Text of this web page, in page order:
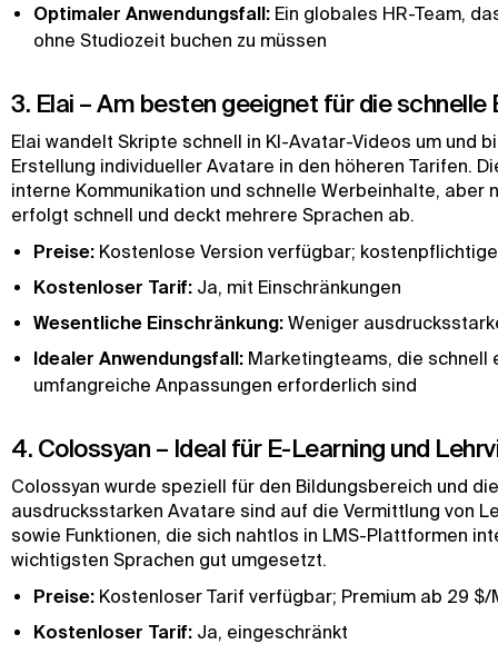
Optimaler Anwendungsfall: Ein globales HR-Team,
ohne Studiozeit buchen zu müssen
3. Elai – Am besten geeignet für die
Elai wandelt Skripte schnell in KI-Avatar-Videos um und
Erstellung individueller Avatare in den höheren Tarifen.
interne Kommunikation und schnelle Werbeinhalte,
erfolgt schnell und deckt mehrere Sprachen ab.
Preise: Kostenlose Version verfügbar;
Kostenloser Tarif: Ja, mit Einschränkungen
Wesentliche Einschränkung: Weniger
Idealer Anwendungsfall: Marketingteams, die schnell
umfangreiche Anpassungen erforderlich sind
4. Colossyan – Ideal für E-Learning und
Colossyan wurde speziell für den Bildungsbereich und
ausdrucksstarken Avatare sind auf die Vermittlung von
sowie Funktionen, die sich nahtlos in LMS-Plattformen
wichtigsten Sprachen gut umgesetzt.
Preise: Kostenloser Tarif verfügbar; Premium ab 29 $/
Kostenloser Tarif: Ja, eingeschränkt